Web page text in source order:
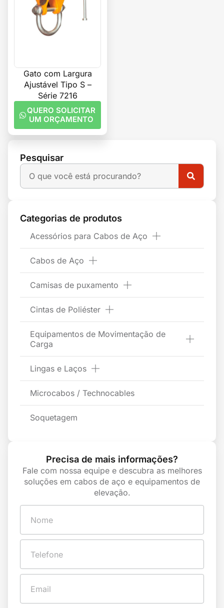
Pesquisar
Categorias de produtos
Acessórios para Cabos de Aço
Cabos de Aço
Camisas de puxamento
Cintas de Poliéster
Equipamentos de Movimentação de
Carga
Lingas e Laços
Microcabos / Technocables
Soquetagem
Precisa de mais informações?
Fale com nossa equipe e descubra as melhores
soluções em cabos de aço e equipamentos de
elevação.
Gato com Largura
Ajustável Tipo S –
Série 7216
QUERO SOLICITAR
UM ORÇAMENTO